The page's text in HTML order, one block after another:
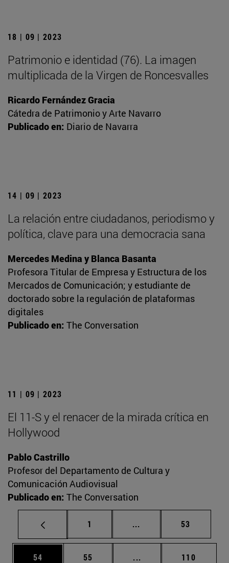
18 | 09 | 2023
Patrimonio e identidad (76). La imagen
multiplicada de la Virgen de Roncesvalles
Ricardo Fernández Gracia
Cátedra de Patrimonio y Arte Navarro
Publicado en: Diario de Navarra
14 | 09 | 2023
La relación entre ciudadanos, periodismo y
política, clave para una democracia sana
Mercedes Medina y Blanca Basanta
Profesora Titular de Empresa y Estructura de los
Mercados de Comunicación; y estudiante de
doctorado sobre la regulación de plataformas
digitales
Publicado en: The Conversation
11 | 09 | 2023
El 11-S y el renacer de la mirada crítica en
Hollywood
Pablo Castrillo
Profesor del Departamento de Cultura y
Comunicación Audiovisual
Publicado en: The Conversation
Página
1 ... Páginas intermedias
Página
53
Página
54 Página
55 ... Páginas intermedias
Página
110